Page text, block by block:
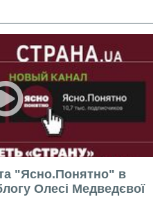
"Ясно.Понятно" в
Олесі Медведєвої